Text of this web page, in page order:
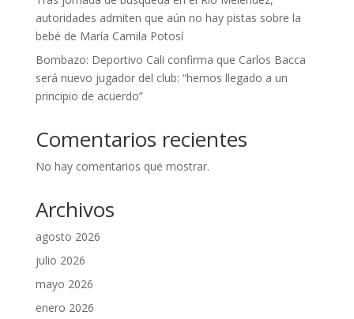
autoridades admiten que aún no hay pistas sobre la
bebé de María Camila Potosí
Bombazo: Deportivo Cali confirma que Carlos Bacca
será nuevo jugador del club: “hemos llegado a un
principio de acuerdo”
Comentarios recientes
No hay comentarios que mostrar.
Archivos
agosto 2026
julio 2026
mayo 2026
enero 2026